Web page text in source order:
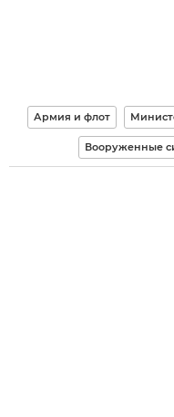
Армия и флот
Вооруженные